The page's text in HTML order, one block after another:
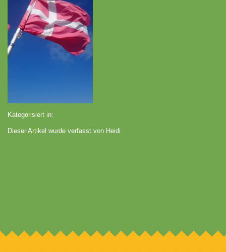
Kategorisiert in:
Dieser Artikel wurde verfasst von Heidi